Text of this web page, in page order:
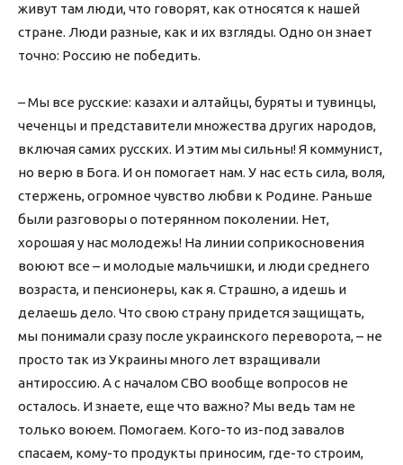
живут там люди, что говорят, как относятся к нашей
стране. Люди разные, как и их взгляды. Одно он знает
точно: Россию не победить.
– Мы все русские: казахи и алтайцы, буряты и тувинцы,
чеченцы и представители множества других народов,
включая самих русских. И этим мы сильны! Я коммунист,
но верю в Бога. И он помогает нам. У нас есть сила, воля,
стержень, огромное чувство любви к Родине. Раньше
были разговоры о потерянном поколении. Нет,
хорошая у нас молодежь! На линии соприкосновения
воюют все – и молодые мальчишки, и люди среднего
возраста, и пенсионеры, как я. Страшно, а идешь и
делаешь дело. Что свою страну придется защищать,
мы понимали сразу после украинского переворота, – не
просто так из Украины много лет взращивали
антироссию. А с началом СВО вообще вопросов не
осталось. И знаете, еще что важно? Мы ведь там не
только воюем. Помогаем. Кого-то из-под завалов
спасаем, кому-то продукты приносим, где-то строим,